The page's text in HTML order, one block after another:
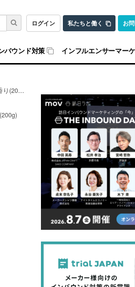
ログイン 私たちと働く お
バウンド対策 インフルエンサーマー